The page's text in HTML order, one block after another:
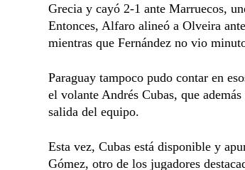
Grecia y cayó 2-1 ante Marruecos,
Entonces, Alfaro alineó a Olveira
mientras que Fernández no vio
Paraguay tampoco pudo contar en
el volante Andrés Cubas, que
salida del equipo.
Esta vez, Cubas está disponible y
Gómez, otro de los jugadores